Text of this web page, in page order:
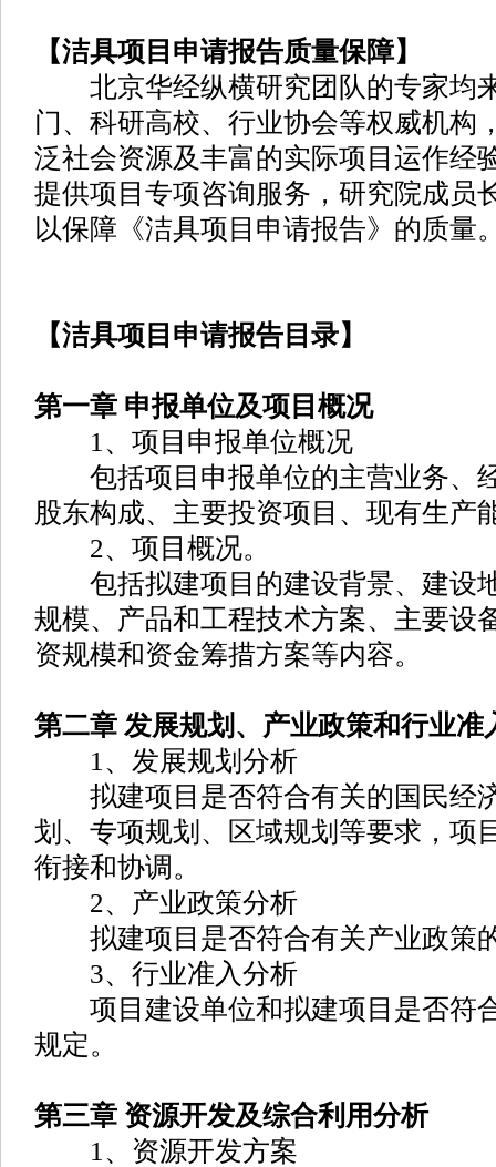
【洁具项目申请报告质量保障】
北京华经纵横研究团队的专家均
门、科研高校、行业协会等权威机构
泛社会资源及丰富的实际项目运作经
提供项目专项咨询服务，研究院成员
以保障《洁具项目申请报告》的质量
【洁具项目申请报告目录】
第一章 申报单位及项目概况
1、项目申报单位概况
包括项目申报单位的主营业务、
股东构成、主要投资项目、现有生产
2、项目概况。
包括拟建项目的建设背景、建设
规模、产品和工程技术方案、主要设
资规模和资金筹措方案等内容。
第二章 发展规划、产业政策和行业准
1、发展规划分析
拟建项目是否符合有关的国民经
划、专项规划、区域规划等要求，项
衔接和协调。
2、产业政策分析
拟建项目是否符合有关产业政策
3、行业准入分析
项目建设单位和拟建项目是否符
规定。
第三章 资源开发及综合利用分析
1、资源开发方案